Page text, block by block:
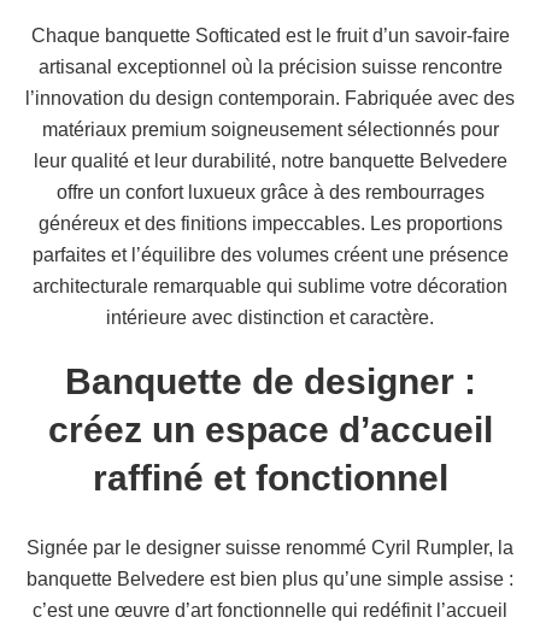
Chaque banquette Softicated est le fruit d’un savoir-faire
artisanal exceptionnel où la précision suisse rencontre
l’innovation du design contemporain. Fabriquée avec des
matériaux premium soigneusement sélectionnés pour
leur qualité et leur durabilité, notre banquette Belvedere
offre un confort luxueux grâce à des rembourrages
généreux et des finitions impeccables. Les proportions
parfaites et l’équilibre des volumes créent une présence
architecturale remarquable qui sublime votre décoration
intérieure avec distinction et caractère.
Banquette de designer :
créez un espace d’accueil
raffiné et fonctionnel
Signée par le designer suisse renommé Cyril Rumpler, la
banquette Belvedere est bien plus qu’une simple assise :
c’est une œuvre d’art fonctionnelle qui redéfinit l’accueil